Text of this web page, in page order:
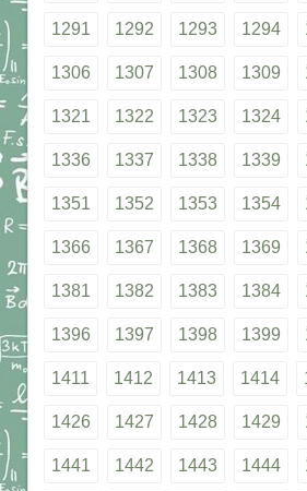
1291 1292 1293 1294
1306 1307 1308 1309
1321 1322 1323 1324
1336 1337 1338 1339
1351 1352 1353 1354
1366 1367 1368 1369
1381 1382 1383 1384
1396 1397 1398 1399
1411 1412 1413 1414
1426 1427 1428 1429
1441 1442 1443 1444